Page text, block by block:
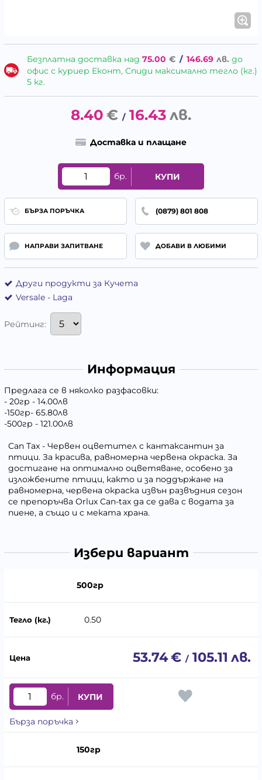
Безплатна доставка над 75.00 € / 146.69 лв. до
офис с куриер Еконт, Спиди максимално тегло (кг.)
5 кг.
8.40 € / 16.43 лв.
Доставка и плащане
бр. КУПИ
БЪРЗА ПОРЪЧКА (0879) 801 808
НАПРАВИ ЗАПИТВАНЕ ДОБАВИ В ЛЮБИМИ
Други продукти за Кучета
Versale - Laga
Рейтинг:
Информация
Предлага се в няколко разфасовки:
- 20гр - 14.00лв
-150гр- 65.80лв
-500гр - 121.00лв
Can Tax - Червен оцветител с кантаксантин за
птици. За красива, равномерна червена окраска. За
достигане на оптимално оцветяване, особено за
изложбените птици, както и за поддържане на
равномерна, червена окраска извън развъдния сезон
се препоръчва Orlux Can-tax да се дава с водата за
пиене, а също и с меката храна.
Избери вариант
500гр
0.50
53.74€ / 105.11 лв.
бр. КУПИ
Бърза поръчка
150гр